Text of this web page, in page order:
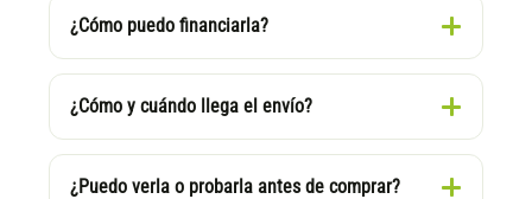
¿Cómo puedo financiarla?
¿Cómo y cuándo llega el envío?
¿Puedo verla o probarla antes de comprar?